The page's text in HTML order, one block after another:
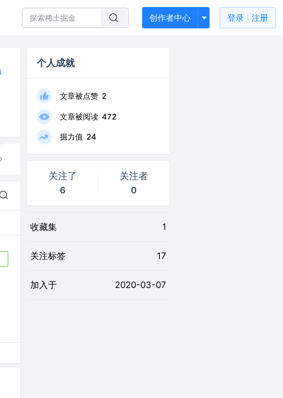
创作者中心 登录 注册
个人成就
文章被点赞 2
文章被阅读 472
掘力值 24
关注了
6
关注者
0
收藏集 1
关注标签 17
加入于 2020-03-07